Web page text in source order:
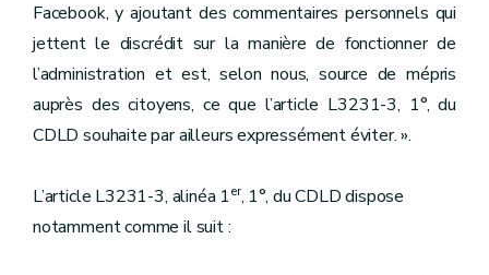
Facebook, y ajoutant des commentaires personnels qui
jettent le discrédit sur la manière de fonctionner de
l’administration et est, selon nous, source de mépris
auprès des citoyens, ce que l’article L3231-3, 1°, du
CDLD souhaite par ailleurs expressément éviter. ».
L’article L3231-3, alinéa 1er, 1°, du CDLD dispose
notamment comme il suit :